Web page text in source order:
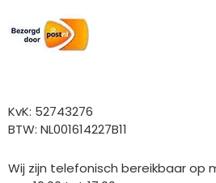
KvK: 52743276
BTW: NL001614227B11
Wij zijn telefonisch bereikbaar op